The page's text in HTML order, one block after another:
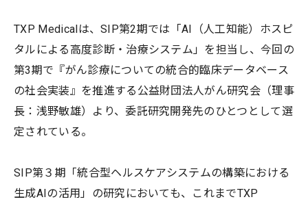
TXP Medicalは、SIP第2期では「AI（人工知能）ホスピ
タルによる高度診断・治療システム」を担当し、今回の
第3期で『がん診療についての統合的臨床データベース
の社会実装』を推進する公益財団法人がん研究会（理事
長：浅野敏雄）より、委託研究開発先のひとつとして選
定されている。
SIP第３期「統合型ヘルスケアシステムの構築における
生成AIの活用」の研究においても、これまでTXP